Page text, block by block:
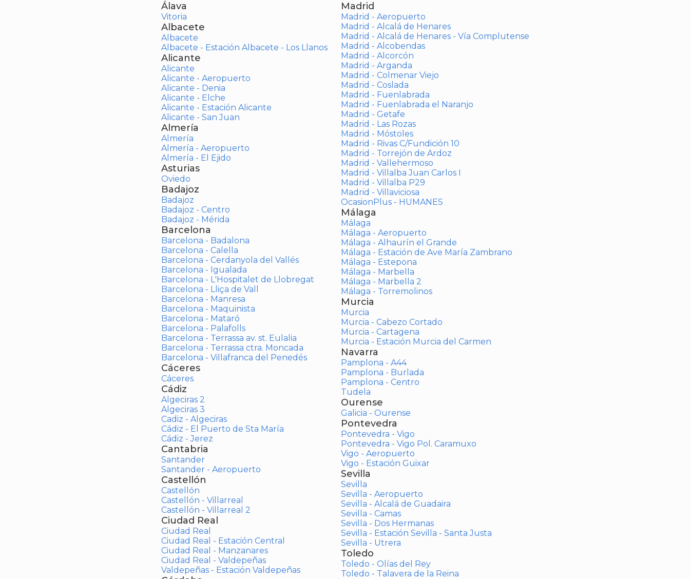
Álava
Vitoria
Albacete
Albacete
Albacete - Estación Albacete - Los Llanos
Alicante
Alicante
Alicante - Aeropuerto
Alicante - Denia
Alicante - Elche
Alicante - Estación Alicante
Alicante - San Juan
Almería
Almería
Almería - Aeropuerto
Almería - El Ejido
Asturias
Oviedo
Badajoz
Badajoz
Badajoz - Centro
Badajoz - Mérida
Barcelona
Barcelona - Badalona
Barcelona - Calella
Barcelona - Cerdanyola del Vallés
Barcelona - Igualada
Barcelona - L'Hospitalet de Llobregat
Barcelona - Lliça de Vall
Barcelona - Manresa
Barcelona - Maquinista
Barcelona - Mataró
Barcelona - Palafolls
Barcelona - Terrassa av. st. Eulalia
Barcelona - Terrassa ctra. Moncada
Barcelona - Villafranca del Penedés
Cáceres
Cáceres
Cádiz
Algeciras 2
Algeciras 3
Cadiz - Algeciras
Cádiz - El Puerto de Sta María
Cádiz - Jerez
Cantabria
Santander
Santander - Aeropuerto
Castellón
Castellón
Castellón - Villarreal
Castellón - Villarreal 2
Ciudad Real
Ciudad Real
Ciudad Real - Estación Central
Ciudad Real - Manzanares
Ciudad Real - Valdepeñas
Valdepeñas - Estación Valdepeñas
Madrid
Madrid - Aeropuerto
Madrid - Alcalá de Henares
Madrid - Alcalá de Henares - Vía Complutense
Madrid - Alcobendas
Madrid - Alcorcón
Madrid - Arganda
Madrid - Colmenar Viejo
Madrid - Coslada
Madrid - Fuenlabrada
Madrid - Fuenlabrada el Naranjo
Madrid - Getafe
Madrid - Las Rozas
Madrid - Móstoles
Madrid - Rivas C/Fundición 10
Madrid - Torrejón de Ardoz
Madrid - Vallehermoso
Madrid - Villalba Juan Carlos I
Madrid - Villalba P29
Madrid - Villaviciosa
OcasionPlus - HUMANES
Málaga
Málaga
Málaga - Aeropuerto
Málaga - Alhaurín el Grande
Málaga - Estación de Ave María Zambrano
Málaga - Estepona
Málaga - Marbella
Málaga - Marbella 2
Málaga - Torremolinos
Murcia
Murcia
Murcia - Cabezo Cortado
Murcia - Cartagena
Murcia - Estación Murcia del Carmen
Navarra
Pamplona - A44
Pamplona - Burlada
Pamplona - Centro
Tudela
Ourense
Galicia - Ourense
Pontevedra
Pontevedra - Vigo
Pontevedra - Vigo Pol. Caramuxo
Vigo - Aeropuerto
Vigo - Estación Guixar
Sevilla
Sevilla
Sevilla - Aeropuerto
Sevilla - Alcalá de Guadaira
Sevilla - Camas
Sevilla - Dos Hermanas
Sevilla - Estación Sevilla - Santa Justa
Sevilla - Utrera
Toledo
Toledo - Olías del Rey
Toledo - Talavera de la Reina